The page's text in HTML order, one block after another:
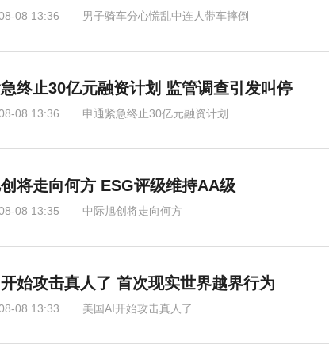
08 13:36 男子骑车分心慌乱中连人带车摔倒
终止30亿元融资计划 监管调查引发叫停
08 13:36 申通紧急终止30亿元融资计划
将走向何方 ESG评级维持AA级
08 13:35 中际旭创将走向何方
始攻击真人了 首次现实世界越界行为
08 13:33 美国AI开始攻击真人了